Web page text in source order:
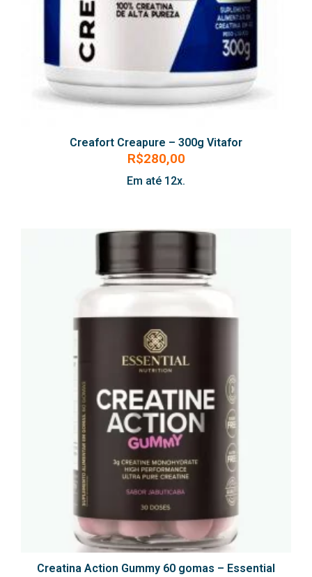
Creafort Creapure – 300g Vitafor
R$280,00
Em até 12x.
Creatina Action Gummy 60 gomas – Essential